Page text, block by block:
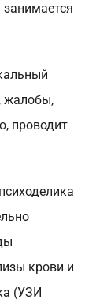
жалобы,
проводит
крови и
(УЗИ